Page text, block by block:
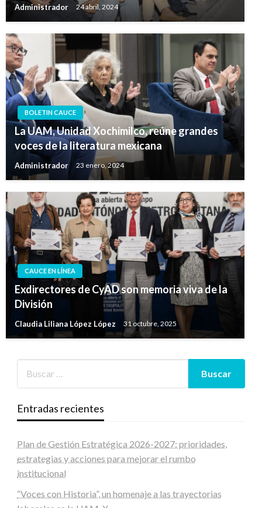
Administrador 24 abril, 2024
BOLETIN CAUCE
La UAM, Unidad Xochimilco, reúne grandes
voces de la literatura mexicana
Administrador 23 enero, 2024
CAUCE EN LÍNEA
Exdirectores de CyAD son memoria viva de la
División
Claudia Liliana López López 31 octubre, 2025
Entradas recientes
Plan de Gestión Estratégica 2026-2027: prioridades,
estrategias y acciones para mejorar el rumbo
institucional
“Voces con Historia”, un homenaje a las trayectorias